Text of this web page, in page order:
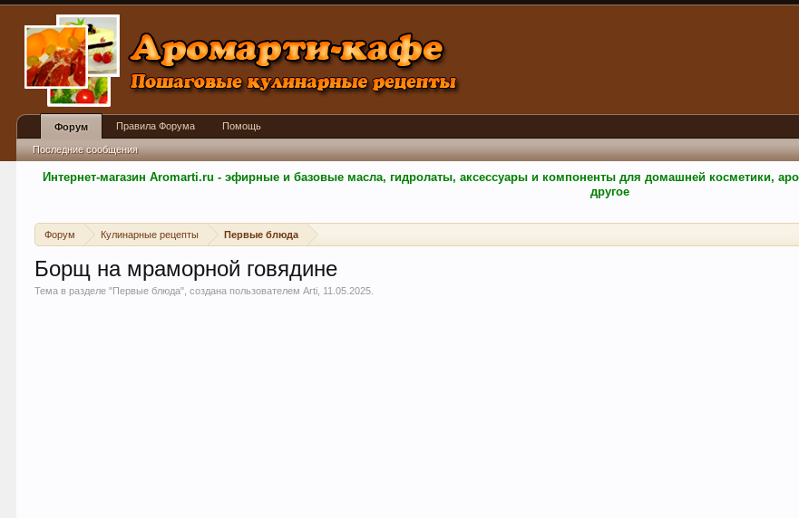
Интернет-магазин Aromarti.ru - эфирные и базовые масла, гидролаты, аксессуары и компоненты для домашней косметики,
другое
Форум Кулинарные рецепты Первые блюда
Борщ на мраморной говядине
Тема в разделе "Первые блюда", создана пользователемArti 11.05.2025
Форум
Последние сообщения
Правила Форума Помощь